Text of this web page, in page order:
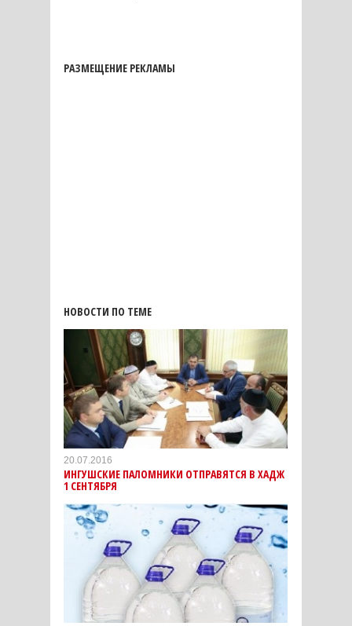
РАЗМЕЩЕНИЕ РЕКЛАМЫ
НОВОСТИ ПО ТЕМЕ
20.07.2016
ИНГУШСКИЕ ПАЛОМНИКИ ОТПРАВЯТСЯ В ХАДЖ
1 СЕНТЯБРЯ